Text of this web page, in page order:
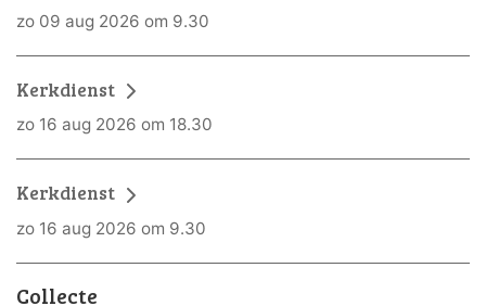
zo 09 aug 2026 om 9.30
Kerkdienst
zo 16 aug 2026 om 18.30
Kerkdienst
zo 16 aug 2026 om 9.30
Collecte